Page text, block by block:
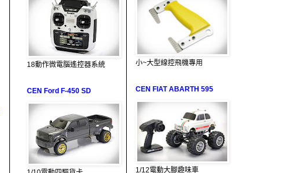
18動作微電腦遙控器系統
CEN Ford F-450 SD
小~大型線控飛機專用
CEN FIAT ABARTH 595
1/12電動大腳趣味車